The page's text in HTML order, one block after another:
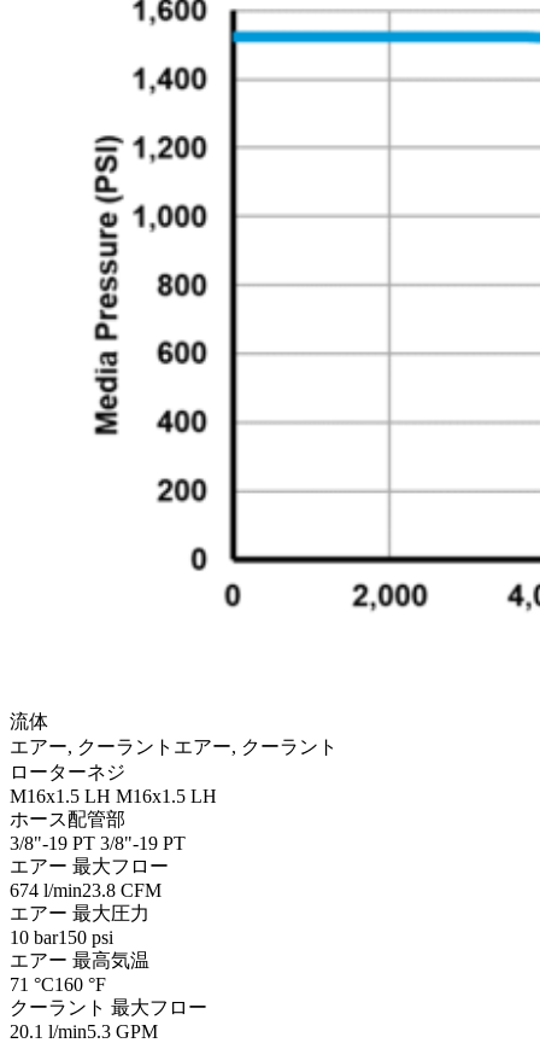
流体
エアー, クーラント エアー, クーラント
ローターネジ
M16x1.5 LH M16x1.5 LH
ホース配管部
3/8"-19 PT 3/8"-19 PT
エアー 最大フロー
674 l/min23.8 CFM
エアー 最大圧力
10 bar150 psi
エアー 最高気温
71 °C160 °F
クーラント 最大フロー
20.1 l/min5.3 GPM